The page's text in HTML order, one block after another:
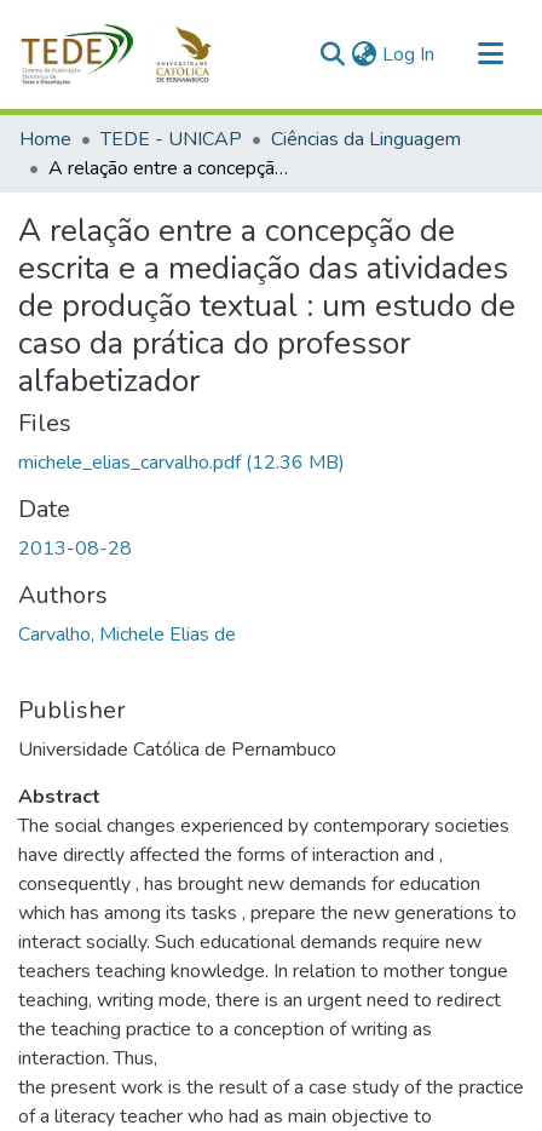
Log In (current)
Communities & Collections
All of DSpace
Home TEDE - UNICAP
Ciências da Linguagem
A relação entre a concepção de escrita e a mediação das atividades de produção textual : um estudo de caso da prática do professor alfabetizador
A relação entre a concepção de
escrita e a mediação das atividades
de produção textual : um estudo de
caso da prática do professor
alfabetizador
Files
michele_elias_carvalho.pdf(12.36 MB)
Date
2013-08-28
Authors
Carvalho, Michele Elias de
Publisher
Universidade Católica de Pernambuco
Abstract
The social changes experienced by contemporary societies
have directly affected the forms of interaction and ,
consequently , has brought new demands for education
which has among its tasks , prepare the new generations to
interact socially. Such educational demands require new
teachers teaching knowledge. In relation to mother tongue
teaching, writing mode, there is an urgent need to redirect
the teaching practice to a conception of writing as
interaction. Thus,
the present work is the result of a case study of the practice
of a literacy teacher who had as main objective to